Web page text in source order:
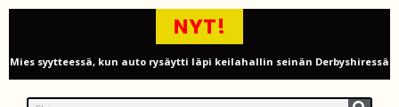
NYT!
Mies syytteessä, kun auto rysäytti läpi keilahallin seinän Derbyshiressä
New Yorkin NBA-mestaruusjuhlat riistäytyivät käsistä – teini ammuttiin